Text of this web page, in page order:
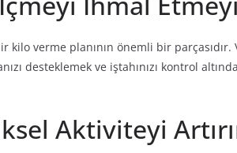
kilo verme planının önemli bir
desteklemek ve iştahınızı kontrol
Aktiviteyi